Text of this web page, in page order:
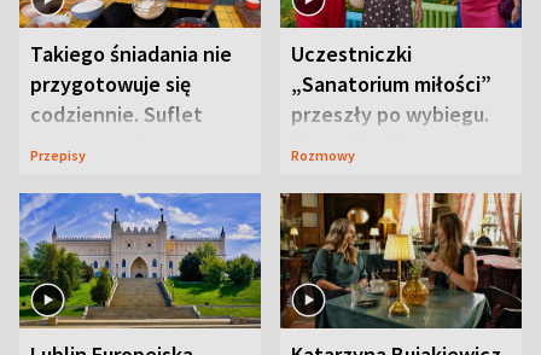
Takiego śniadania nie
przygotowuje się
codziennie. Suflet
serowy zachwyca
Przepisy
Uczestniczki
„Sanatorium miłości”
przeszły po wybiegu.
Te stylizacje
Rozmowy